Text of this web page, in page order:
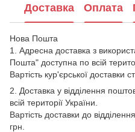
Доставка Оплата
Нова Пошта
1. Адресна доставка з
Пошта" доступна по всій
Вартість кур'єрської доставки
2. Доставка у відділення
всій території України.
Вартість доставки до
грн.